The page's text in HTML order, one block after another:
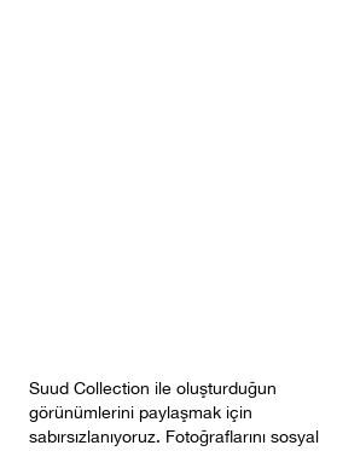
Suud Collection ile oluşturduğun
görünümlerini paylaşmak için
sabırsızlanıyoruz. Fotoğraflarını sosyal